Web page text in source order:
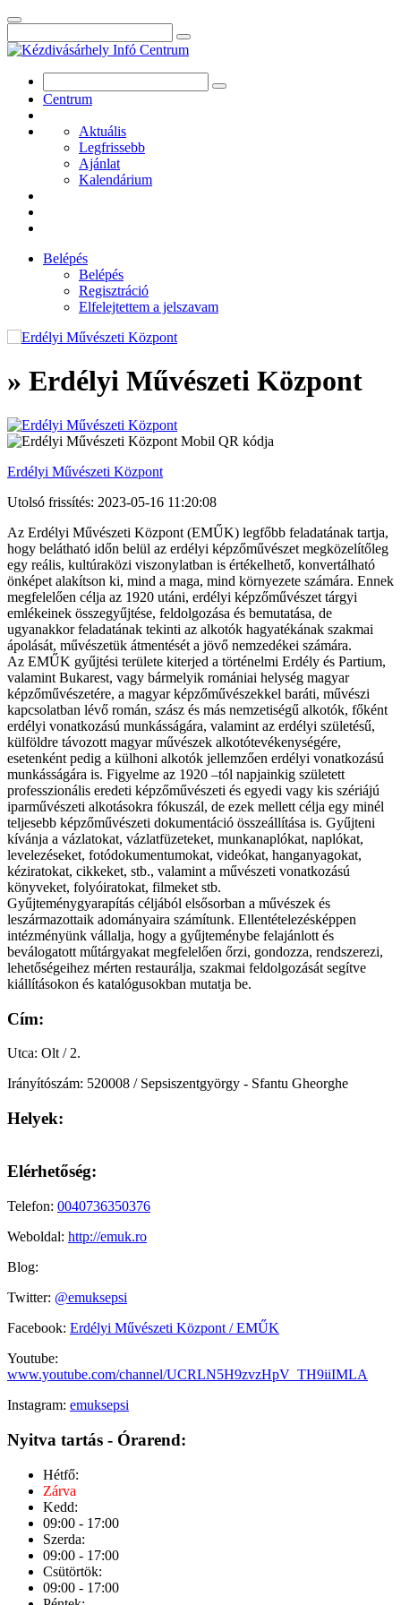
Centrum
Aktuális
Legfrissebb
Ajánlat
Kalendárium
Belépés
Belépés
Regisztráció
Elfelejtettem a jelszavam
» Erdélyi Művészeti Központ
Erdélyi Művészeti Központ
Utolsó frissítés: 2023-05-16 11:20:08
Az Erdélyi Művészeti Központ (EMŰK) legfőbb feladatának tartja,
hogy belátható időn belül az erdélyi képzőművészet megközelítőleg
egy reális, kultúraközi viszonylatban is értékelhető, konvertálható
önképet alakítson ki, mind a maga, mind környezete számára. Ennek
megfelelően célja az 1920 utáni, erdélyi képzőművészet tárgyi
emlékeinek összegyűjtése, feldolgozása és bemutatása, de
ugyanakkor feladatának tekinti az alkotók hagyatékának szakmai
ápolását, művészetük átmentését a jövő nemzedékei számára.
Az EMŰK gyűjtési területe kiterjed a történelmi Erdély és Partium,
valamint Bukarest, vagy bármelyik romániai helység magyar
képzőművészetére, a magyar képzőművészekkel baráti, művészi
kapcsolatban lévő román, szász és más nemzetiségű alkotók, főként
erdélyi vonatkozású munkásságára, valamint az erdélyi születésű,
külföldre távozott magyar művészek alkotótevékenységére,
esetenként pedig a külhoni alkotók jellemzően erdélyi vonatkozású
munkásságára is. Figyelme az 1920 –tól napjainkig született
professzionális eredeti képzőművészeti és egyedi vagy kis szériájú
iparművészeti alkotásokra fókuszál, de ezek mellett célja egy minél
teljesebb képzőművészeti dokumentáció összeállítása is. Gyűjteni
kívánja a vázlatokat, vázlatfüzeteket, munkanaplókat, naplókat,
levelezéseket, fotódokumentumokat, videókat, hanganyagokat,
kéziratokat, cikkeket, stb., valamint a művészeti vonatkozású
könyveket, folyóiratokat, filmeket stb.
Gyűjteménygyarapítás céljából elsősorban a művészek és
leszármazottaik adományaira számítunk. Ellentételezésképpen
intézményünk vállalja, hogy a gyűjteménybe felajánlott és
beválogatott műtárgyakat megfelelően őrzi, gondozza, rendszerezi,
lehetőségeihez mérten restaurálja, szakmai feldolgozását segítve
kiállításokon és katalógusokban mutatja be.
Cím:
Utca: Olt / 2.
Irányítószám: 520008 / Sepsiszentgyörgy - Sfantu Gheorghe
Helyek:
Elérhetőség:
Telefon: 0040736350376
Weboldal: http://emuk.ro
Blog:
Twitter: @emuksepsi
Facebook: Erdélyi Művészeti Központ / EMŰK
Youtube:
www.youtube.com/channel/UCRLN5H9zvzHpV_TH9iiIMLA
Instagram: emuksepsi
Nyitva tartás - Órarend:
Hétfő:
Zárva
Kedd:
09:00 - 17:00
Szerda:
09:00 - 17:00
Csütörtök:
09:00 - 17:00